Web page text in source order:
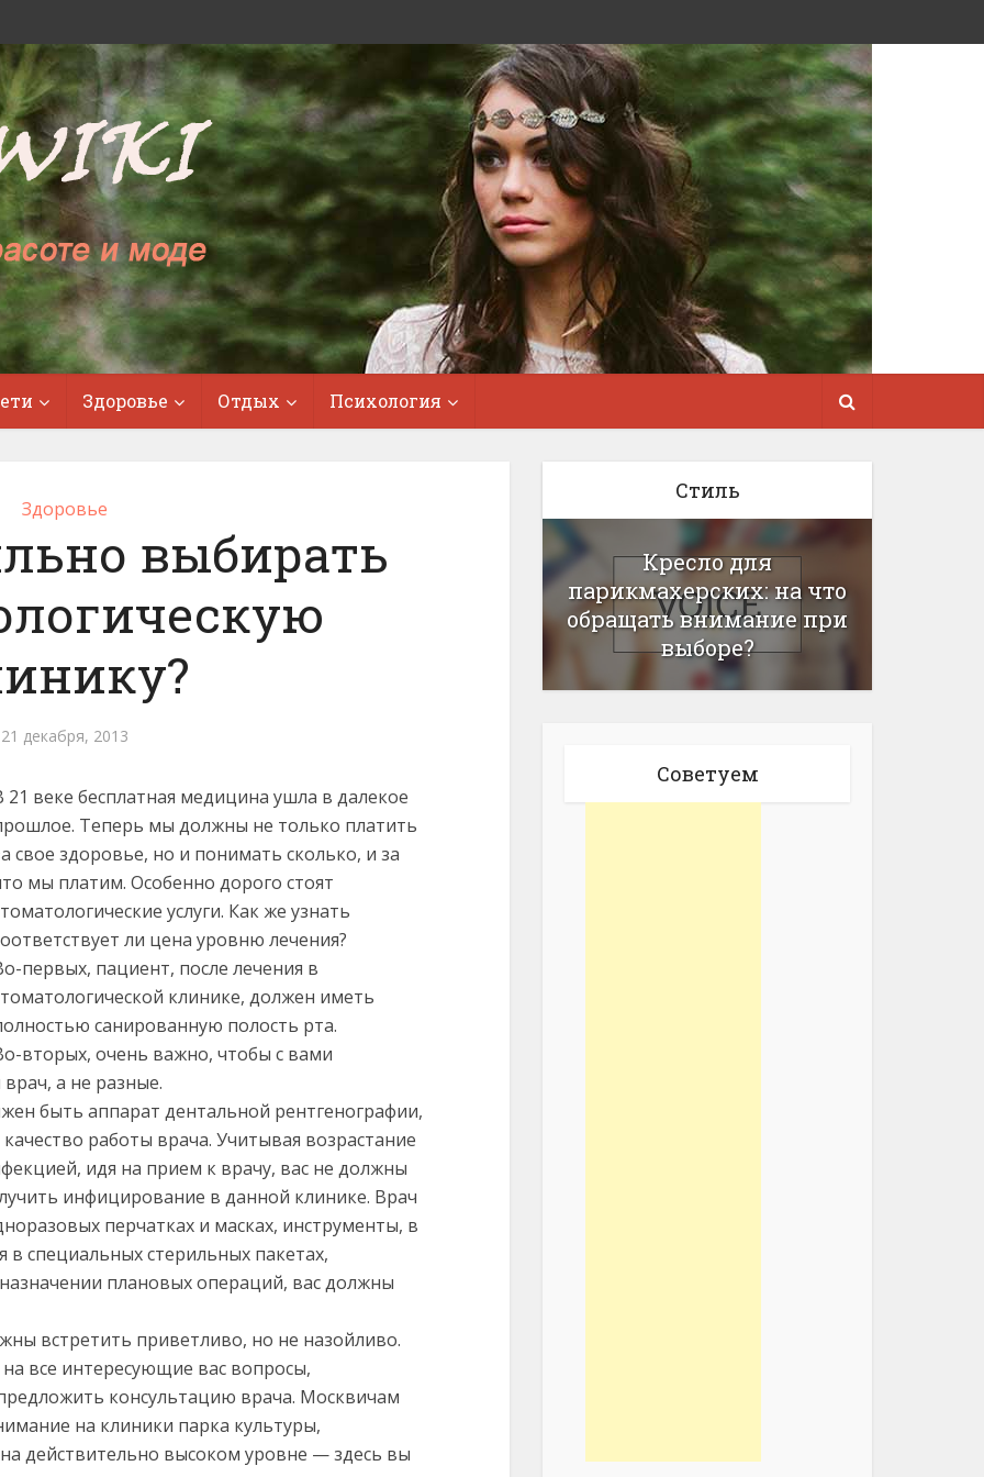
Здоровье Отдых Психология
Здоровье
выбирать
21 декабря, 2013
21 веке бесплатная медицина ушла в далекое
Теперь мы должны не только платить
свое здоровье, но и понимать сколько, и за
мы платим. Особенно дорого стоят
услуги. Как же узнать
ли цена уровню лечения?
первых, пациент, после лечения в
клинике, должен иметь
санированную полость рта.
вторых, очень важно, чтобы с вами
а не разные.
быть аппарат дентальной рентгенографии,
работы врача. Учитывая возрастание
идя на прием к врачу, вас не должны
инфицирование в данной клинике. Врач
перчатках и масках, инструменты, в
специальных стерильных пакетах,
плановых операций, вас должны
встретить приветливо, но не назойливо.
все интересующие вас вопросы,
консультацию врача. Москвичам
на клиники парка культуры,
действительно высоком уровне — здесь вы
Стиль
Кресло для
парикмахерских: на что
обращать внимание при
выборе?
Советуем